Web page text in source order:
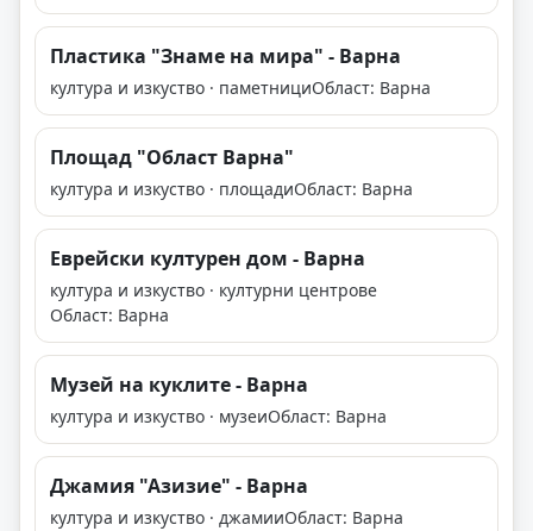
Пластика "Знаме на мира" - Варна
култура и изкуство · паметнициОбласт: Варна
Площад "Област Варна"
култура и изкуство · площадиОбласт: Варна
Еврейски културен дом - Варна
култура и изкуство · културни центрове
Област: Варна
Музей на куклите - Варна
култура и изкуство · музеиОбласт: Варна
Джамия "Азизие" - Варна
култура и изкуство · джамииОбласт: Варна